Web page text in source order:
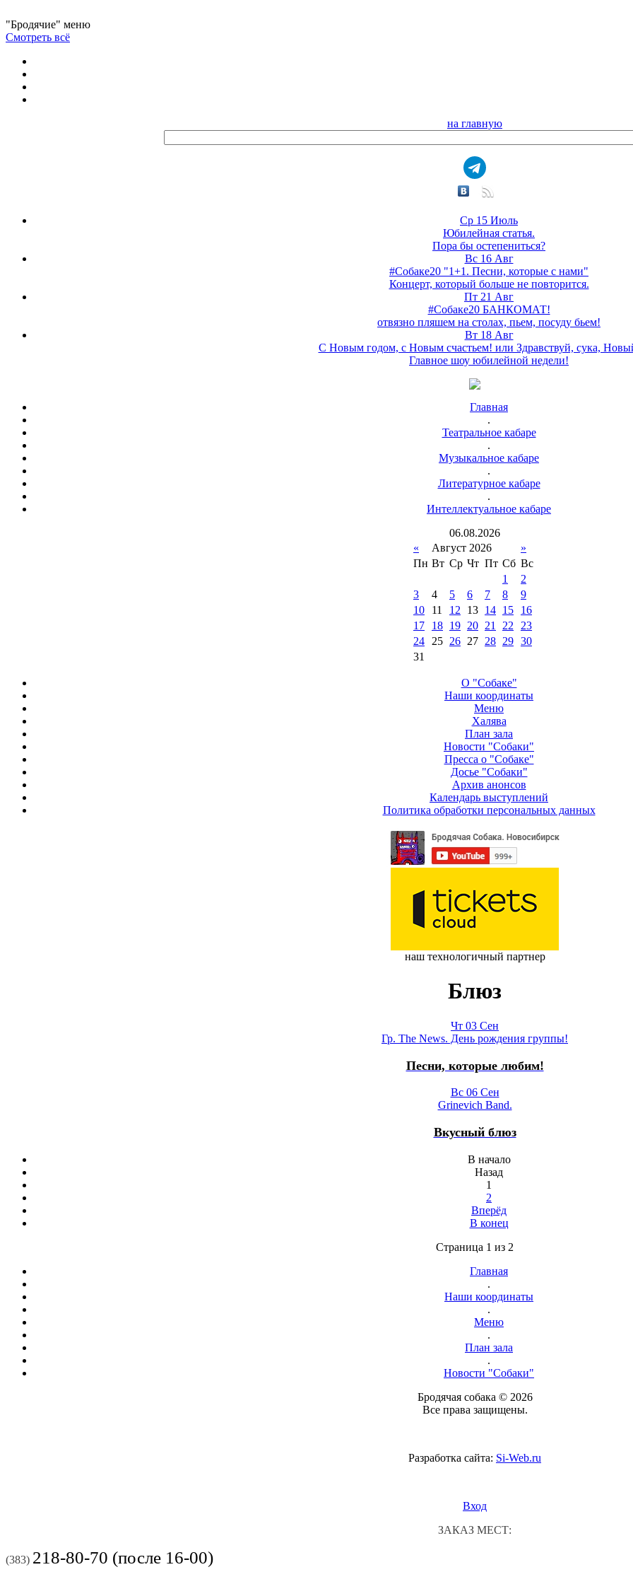
"Бродячие" меню
Смотреть всё
на главную
Ср 15 Июль
Юбилейная статья.
Пора бы остепениться?
Вс 16 Авг
#Собаке20 "1+1. Песни, которые с нами"
Концерт, который больше не повторится.
Пт 21 Авг
#Собаке20 БАНКОМАТ!
отвязно пляшем на столах, пьем, посуду бьем!
Вт 18 Авг
С Новым годом, с Новым счастьем! или Здравствуй, сука,
Главное шоу юбилейной недели!
Главная
.
Театральное кабаре
.
Музыкальное кабаре
.
Литературное кабаре
.
Интеллектуальное кабаре
06.08.2026
«
Август 2026
»
Пн Вт Ср Чт Пт Сб Вс
1
2
3
4 5 6 7 8
9
10
11 12 13 14 15
16
17
18 19 20 21 22
23
24
25 26 27 28 29 30
31
О "Собаке"
Наши координаты
Меню
Халява
План зала
Новости "Собаки"
Пресса о "Собаке"
Досье "Собаки"
Архив анонсов
Календарь выступлений
Политика обработки персональных данных
наш технологичный партнер
Блюз
Чт 03 Сен
Гр. The News. День рождения группы!
Песни, которые любим!
Вс 06 Сен
Grinevich Band.
Вкусный блюз
В начало
Назад
1
2
Вперёд
В конец
Страница 1 из 2
Главная
.
Наши координаты
.
Меню
.
План зала
.
Новости "Собаки"
Бродячая собака © 2026
Все права защищены.
Разработка сайта: Si-Web.ru
Вход
ЗАКАЗ МЕСТ:
(383) 218-80-70 (после 16-00)